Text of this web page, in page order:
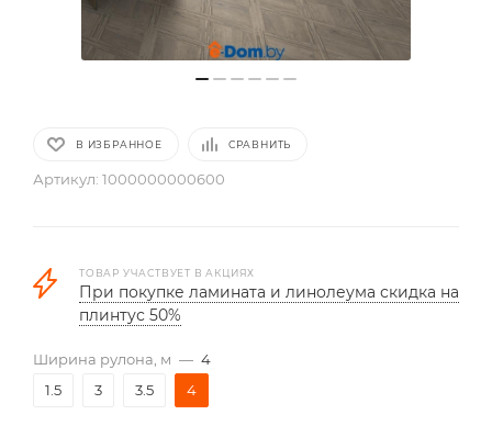
В ИЗБРАННОЕ СРАВНИТЬ
Артикул: 1000000000600
ТОВАР УЧАСТВУЕТ В АКЦИЯХ
При покупке ламината и линолеума скидка на
плинтус 50%
Ширина рулона, м — 4
1.5
3 3.5 4